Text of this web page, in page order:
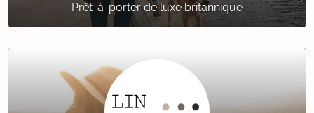
Prêt-à-porter de luxe britannique